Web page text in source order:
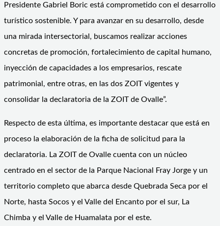
Presidente Gabriel Boric está comprometido con el desarrollo
turístico sostenible. Y para avanzar en su desarrollo, desde
una mirada intersectorial, buscamos realizar acciones
concretas de promoción, fortalecimiento de capital humano,
inyección de capacidades a los empresarios, rescate
patrimonial, entre otras, en las dos ZOIT vigentes y
consolidar la declaratoria de la ZOIT de Ovalle”.
Respecto de esta última, es importante destacar que está en
proceso la elaboración de la ficha de solicitud para la
declaratoria. La ZOIT de Ovalle cuenta con un núcleo
centrado en el sector de la Parque Nacional Fray Jorge y un
territorio completo que abarca desde Quebrada Seca por el
Norte, hasta Socos y el Valle del Encanto por el sur, La
Chimba y el Valle de Huamalata por el este.